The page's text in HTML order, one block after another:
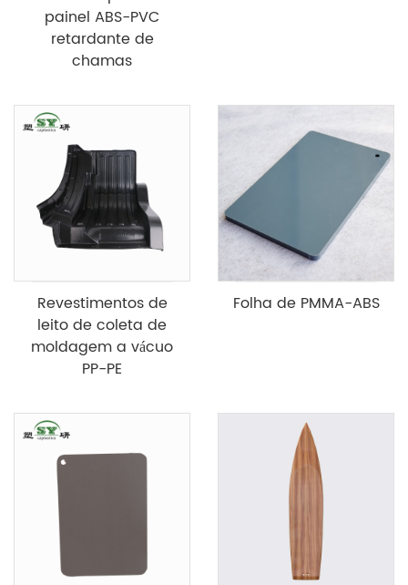
painel ABS-PVC
retardante de
chamas
Revestimentos de
leito de coleta de
moldagem a vácuo
PP-PE
Folha de PMMA-ABS